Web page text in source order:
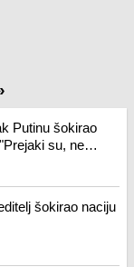
Putinu šokirao
su, ne
šokirao naciju